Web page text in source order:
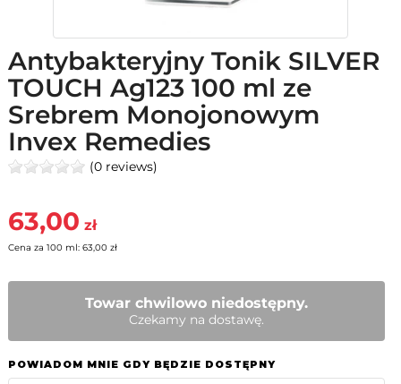
Antybakteryjny Tonik SILVER
TOUCH Ag123 100 ml ze
Srebrem Monojonowym
Invex Remedies
(0 reviews)
63,00 zł
Cena za 100 ml: 63,00 zł
Towar chwilowo niedostępny.
Czekamy na dostawę.
POWIADOM MNIE GDY BĘDZIE DOSTĘPNY